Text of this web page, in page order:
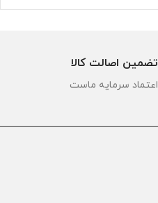
تضمین اصالت کالا
اعتماد سرمایه ماست